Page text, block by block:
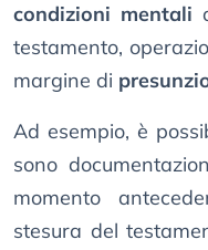
condizioni mentali
testamento,
margine di
Ad esempio, è
sono
momento
stesura del